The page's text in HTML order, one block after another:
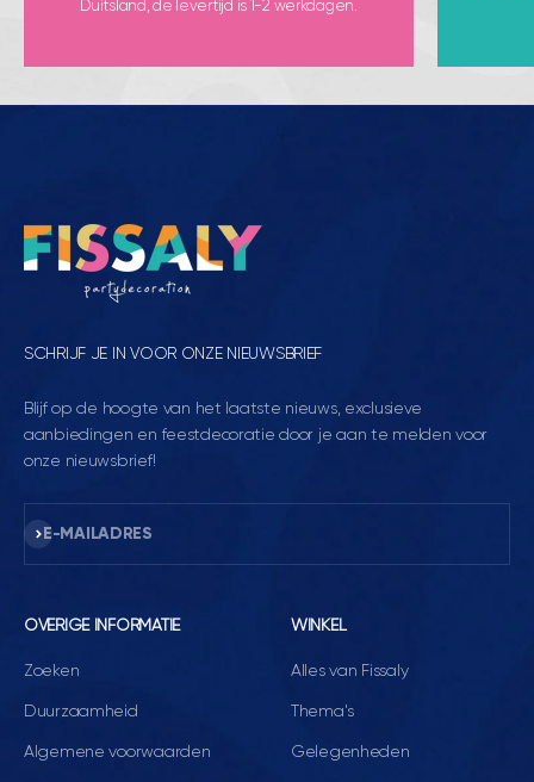
Duitsland, de levertijd is 1-2 werkdagen.
SCHRIJF JE IN VOOR ONZE NIEUWSBRIEF
Blijf op de hoogte van het laatste nieuws, exclusieve
aanbiedingen en feestdecoratie door je aan te melden voor
onze nieuwsbrief!
E-MAILADRES
Abonneren
OVERIGE INFORMATIE
Zoeken
Duurzaamheid
Algemene voorwaarden
WINKEL
Alles van Fissaly
Thema's
Gelegenheden